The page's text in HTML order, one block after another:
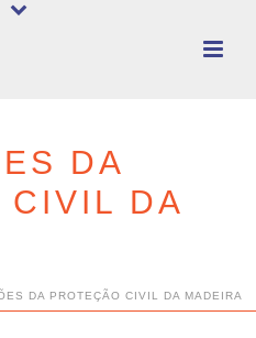
DA
CIVIL DA
DA PROTEÇÃO CIVIL DA MADEIRA